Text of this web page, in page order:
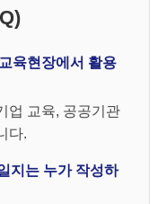
육현장에서 활용
업 교육, 공공기관
다.
지는 누가 작성하